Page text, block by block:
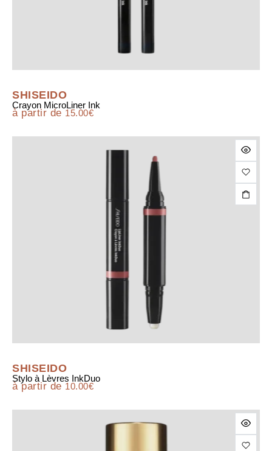
SHISEIDO
Crayon MicroLiner Ink
à partir de 15.00€
SHISEIDO
Stylo à Lèvres InkDuo
à partir de 10.00€